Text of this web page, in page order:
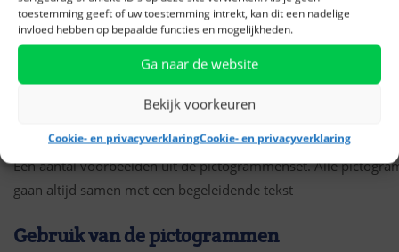
toestemming geeft of uw toestemming intrekt, kan dit een nadelige
invloed hebben op bepaalde functies en mogelijkheden.
Ga naar de website
Bekijk voorkeuren
Cookie- en privacyverklaringCookie- en privacyverklaring
Een aantal voorbeelden uit de pictogrammenset. Alle
gaan altijd samen met een begeleidende tekst
Gebruik van de pictogrammen